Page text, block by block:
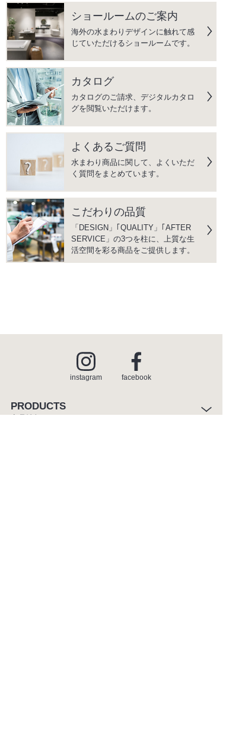
ショールームのご案内
海外の水まわりデザインに触れて感
じていただけるショールームです。
カタログ
カタログのご請求、デジタルカタロ
グを閲覧いただけます。
よくあるご質問
水まわり商品に関して、よくいただ
く質問をまとめています。
こだわりの品質
「DESIGN」｢QUALITY」｢AFTER
SERVICE」の3つを柱に、上質な生
活空間を彩る商品をご提供します。
instagram facebook
PRODUCTS